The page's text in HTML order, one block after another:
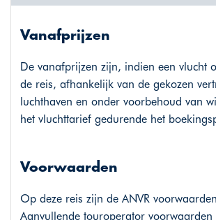
Vanafprijzen
De vanafprijzen zijn, indien een vlucht
de reis, afhankelijk van de gekozen
luchthaven en onder voorbehoud van
het vluchttarief gedurende het
Voorwaarden
Op deze reis zijn de ANVR
Aanvullende touroperator voorwaarden